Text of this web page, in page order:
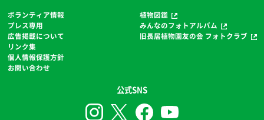
ボランティア情報
プレス専用
広告掲載について
リンク集
個人情報保護方針
お問い合わせ
植物図鑑
みんなのフォトアルバム
旧長居植物園友の会 フォトクラブ
公式SNS